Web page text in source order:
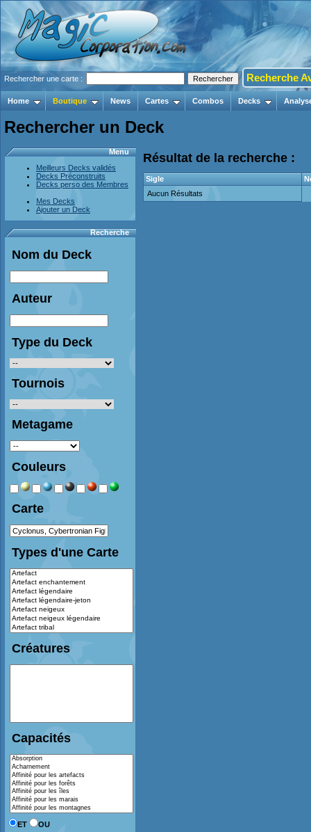
Rechercher une carte : Recherche
Home Boutique News Cartes Combos Decks
Rechercher un Deck
Menu
Meilleurs Decks validés
Decks Préconstruits
Decks perso des Membres
Mes Decks
Ajouter un Deck
Recherche
Nom du Deck
Auteur
Type du Deck
Tournois
Metagame
Couleurs
Carte
Types d'une Carte
Créatures
Capacités
ET OU
Résultat de la recherche :
Sigle
Aucun Résultats